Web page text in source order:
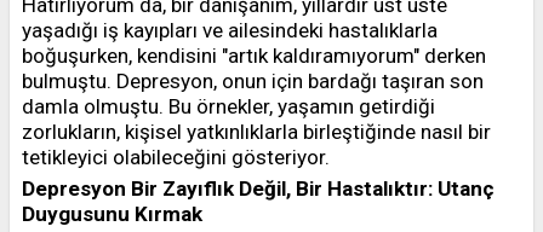
Hatırlıyorum da, bir danışanım, yıllardır üst üste
yaşadığı iş kayıpları ve ailesindeki hastalıklarla
boğuşurken, kendisini "artık kaldıramıyorum" derken
bulmuştu. Depresyon, onun için bardağı taşıran son
damla olmuştu. Bu örnekler, yaşamın getirdiği
zorlukların, kişisel yatkınlıklarla birleştiğinde nasıl bir
tetikleyici olabileceğini gösteriyor.
Depresyon Bir Zayıflık Değil, Bir Hastalıktır: Utanç
Duygusunu Kırmak